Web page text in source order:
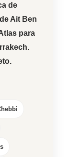
de
Ait Ben
para
.